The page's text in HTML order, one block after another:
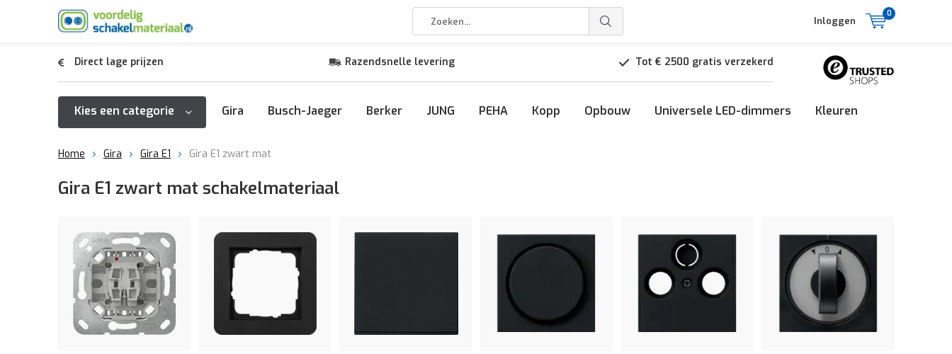
Inloggen
0
Direct lage prijzen Razendsnelle levering Tot € 2500 gratis verzekerd
Kies een categorie Gira Busch-Jaeger Berker JUNG PEHA Kopp Opbouw Universele LED-dimmers Kleuren
Home Gira Gira E1 Gira E1 zwart mat
Gira E1 zwart mat schakelmateriaal